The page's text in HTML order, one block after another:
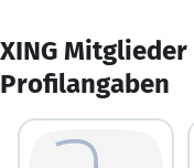
XING
Profilangaben